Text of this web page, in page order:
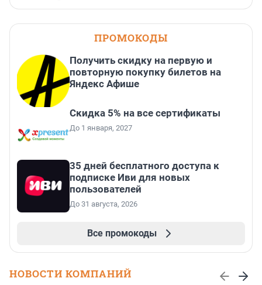
ПРОМОКОДЫ
Получить скидку на первую и
повторную покупку билетов на
Яндекс Афише
Скидка 5% на все сертификаты
До 1 января, 2027
35 дней бесплатного доступа к
подписке Иви для новых
пользователей
До 31 августа, 2026
Все промокоды
НОВОСТИ КОМПАНИЙ